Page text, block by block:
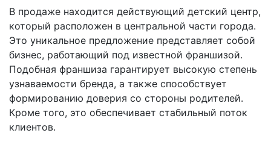
В продаже находится действующий детский центр,
который расположен в центральной части города.
Это уникальное предложение представляет собой
бизнес, работающий под известной франшизой.
Подобная франшиза гарантирует высокую степень
узнаваемости бренда, а также способствует
формированию доверия со стороны родителей.
Кроме того, это обеспечивает стабильный поток
клиентов.